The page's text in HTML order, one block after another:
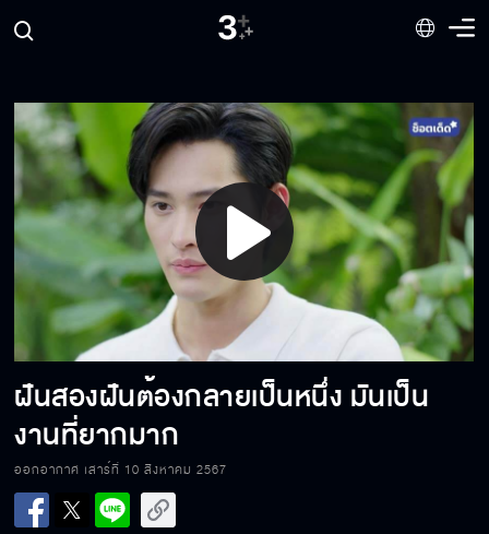
Play
Video
ฝันสองฝันต้องกลายเป็นหนึ่ง มันเป็น
งานที่ยากมาก
ออกอากาศ เสาร์ที่ 10 สิงหาคม 2567
โดนนะพี่
น้องหายไปแล้ววว
พี่ไม่เคยเลือกชุดให้ผู้หญิงคนไหนมาก่อนเลยนะ
ชีวาได้คำตอบแล้ว ว่าจะจัดการตัวเองและลูกยังไง
หนูจะเป็นบ้าเพราะคุณอยู่แล้ว รู้ตัวมั้ย